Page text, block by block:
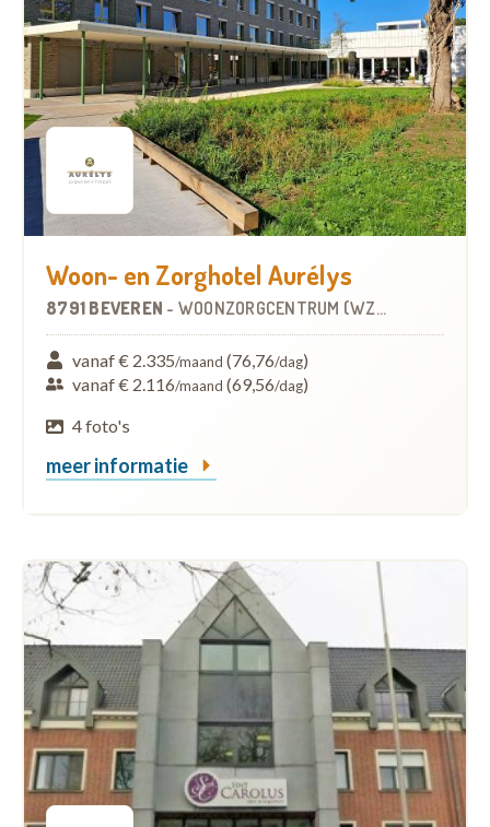
Woon- en Zorghotel Aurélys
8791 BEVEREN - WOONZORGCENTRUM (WZC)
vanaf € 2.335/maand (76,76/dag)
vanaf € 2.116/maand (69,56/dag)
4 foto's
meer informatie